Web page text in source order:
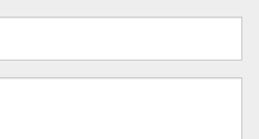
waaronder (maar niet
een clausule over de
over de onderzoeksplicht van